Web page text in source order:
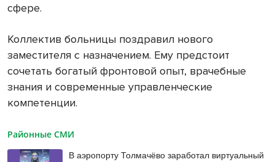
сфере.
Коллектив больницы поздравил нового
заместителя с назначением. Ему предстоит
сочетать богатый фронтовой опыт, врачебные
знания и современные управленческие
компетенции.
Районные СМИ
В аэропорту Толмачёво заработал виртуальный